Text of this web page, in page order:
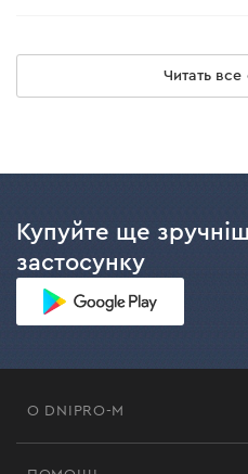
Читать
Купуйте ще
застосунку
О DNIPRO-M